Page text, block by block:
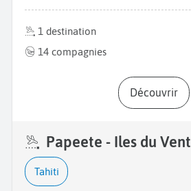
1 destination
14 compagnies
Découvrir
Papeete - Iles du Vent
Tahiti